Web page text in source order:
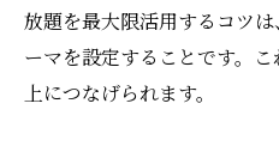
放題を最大限活用するコツ
ーマを設定することです。
上につなげられます。